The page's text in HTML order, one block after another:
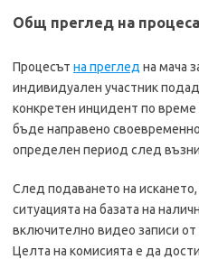
Общ преглед на
Процесът на преглед на мача
индивидуален участник
конкретен инцидент по време
бъде направено
определен период след
След подаването на
ситуацията на базата на
включително видео записи
Целта на комисията е да